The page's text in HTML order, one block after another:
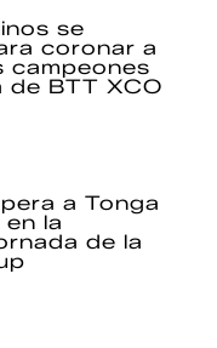
se
coronar a
campeones
de BTT XCO
a Tonga
la
de la